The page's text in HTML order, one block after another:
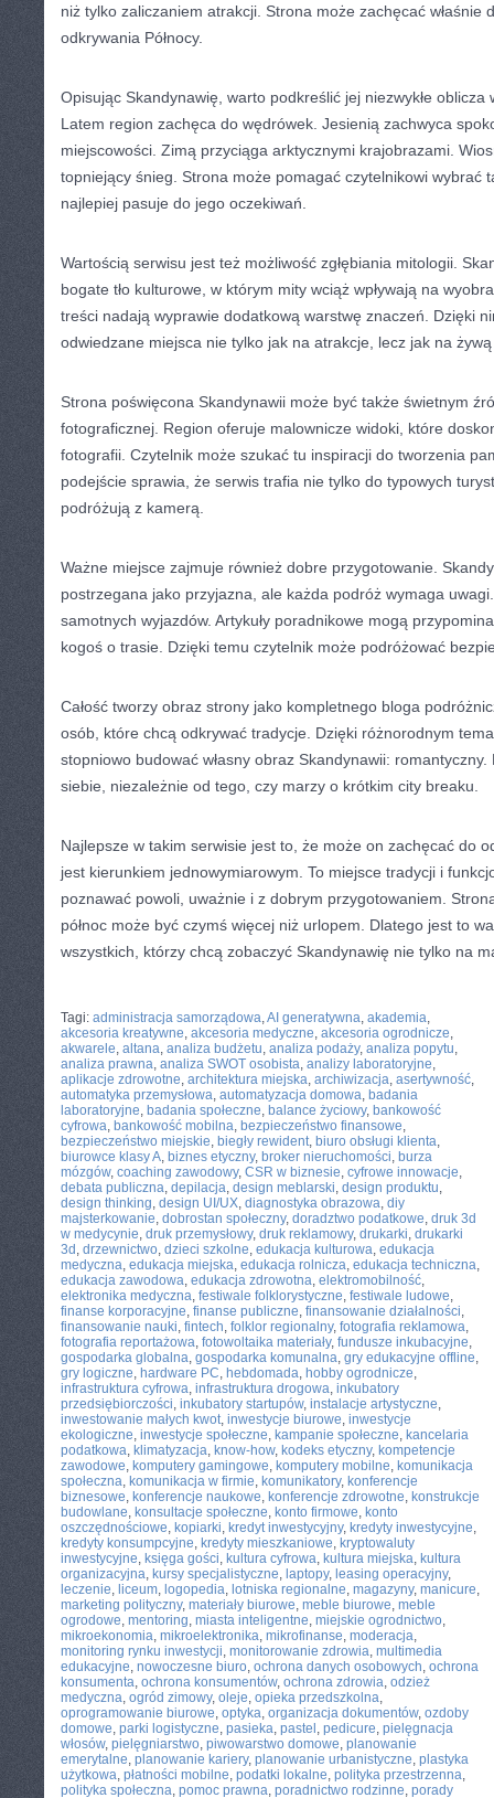
niż tylko zaliczaniem atrakcji. Strona może zachęcać właśnie
odkrywania Północy.
Opisując Skandynawię, warto podkreślić jej niezwykłe oblicza
Latem region zachęca do wędrówek. Jesienią zachwyca
miejscowości. Zimą przyciąga arktycznymi krajobrazami.
topniejący śnieg. Strona może pomagać czytelnikowi wybrać
najlepiej pasuje do jego oczekiwań.
Wartością serwisu jest też możliwość zgłębiania mitologii.
bogate tło kulturowe, w którym mity wciąż wpływają na
treści nadają wyprawie dodatkową warstwę znaczeń. Dzięki
odwiedzane miejsca nie tylko jak na atrakcje, lecz jak na
Strona poświęcona Skandynawii może być także świetnym
fotograficznej. Region oferuje malownicze widoki, które
fotografii. Czytelnik może szukać tu inspiracji do tworzenia
podejście sprawia, że serwis trafia nie tylko do typowych
podróżują z kamerą.
Ważne miejsce zajmuje również dobre przygotowanie.
postrzegana jako przyjazna, ale każda podróż wymaga
samotnych wyjazdów. Artykuły poradnikowe mogą
kogoś o trasie. Dzięki temu czytelnik może podróżować
Całość tworzy obraz strony jako kompletnego bloga
osób, które chcą odkrywać tradycje. Dzięki różnorodnym
stopniowo budować własny obraz Skandynawii:
siebie, niezależnie od tego, czy marzy o krótkim city breaku.
Najlepsze w takim serwisie jest to, że może on zachęcać do
jest kierunkiem jednowymiarowym. To miejsce tradycji i
poznawać powoli, uważnie i z dobrym przygotowaniem.
północ może być czymś więcej niż urlopem. Dlatego jest to
wszystkich, którzy chcą zobaczyć Skandynawię nie tylko na
Tagi: administracja samorządowa,AI generatywna, akademia,
akcesoria kreatywne, akcesoria medyczne, akcesoria ogrodnicze,
akwarele, altana, analiza budżetu, analiza podaży, analiza popytu,
analiza prawna, analiza SWOT osobista, analizy laboratoryjne,
aplikacje zdrowotne, architektura miejska, archiwizacja, asertywność,
automatyka przemysłowa, automatyzacja domowa, badania
laboratoryjne, badania społeczne, balance życiowy, bankowość
cyfrowa, bankowość mobilna, bezpieczeństwo finansowe,
bezpieczeństwo miejskie, biegły rewident, biuro obsługi klienta,
biurowce klasy A, biznes etyczny, broker nieruchomości, burza
mózgów, coaching zawodowy, CSR w biznesie, cyfrowe innowacje,
debata publiczna, depilacja, design meblarski, design produktu,
design thinking, design UI/UX, diagnostyka obrazowa, diy
majsterkowanie, dobrostan społeczny, doradztwo podatkowe, druk 3d
w medycynie, druk przemysłowy, druk reklamowy, drukarki, drukarki
3d , drzewnictwo, dzieci szkolne, edukacja kulturowa, edukacja
medyczna, edukacja miejska, edukacja rolnicza, edukacja techniczna,
edukacja zawodowa, edukacja zdrowotna, elektromobilność,
elektronika medyczna, festiwale folklorystyczne, festiwale ludowe,
finanse korporacyjne, finanse publiczne, finansowanie działalności,
finansowanie nauki, fintech, folklor regionalny, fotografia reklamowa,
fotografia reportażowa, fotowoltaika materiały, fundusze inkubacyjne,
gospodarka globalna, gospodarka komunalna, gry edukacyjne offline,
gry logiczne, hardware PC, hebdomada, hobby ogrodnicze,
infrastruktura cyfrowa, infrastruktura drogowa, inkubatory
przedsiębiorczości, inkubatory startupów, instalacje artystyczne,
inwestowanie małych kwot, inwestycje biurowe, inwestycje
ekologiczne, inwestycje społeczne, kampanie społeczne, kancelaria
podatkowa, klimatyzacja, know-how, kodeks etyczny, kompetencje
zawodowe, komputery gamingowe, komputery mobilne, komunikacja
społeczna, komunikacja w firmie, komunikatory, konferencje
biznesowe, konferencje naukowe, konferencje zdrowotne, konstrukcje
budowlane, konsultacje społeczne, konto firmowe, konto
oszczędnościowe, kopiarki, kredyt inwestycyjny, kredyty inwestycyjne,
kredyty konsumpcyjne, kredyty mieszkaniowe, kryptowaluty
inwestycyjne, księga gości, kultura cyfrowa, kultura miejska, kultura
organizacyjna, kursy specjalistyczne, laptopy, leasing operacyjny,
leczenie, liceum, logopedia, lotniska regionalne, magazyny, manicure,
marketing polityczny, materiały biurowe, meble biurowe, meble
ogrodowe, mentoring, miasta inteligentne, miejskie ogrodnictwo,
mikroekonomia, mikroelektronika, mikrofinanse, moderacja,
monitoring rynku inwestycji, monitorowanie zdrowia, multimedia
edukacyjne, nowoczesne biuro, ochrona danych osobowych, ochrona
konsumenta, ochrona konsumentów, ochrona zdrowia, odzież
medyczna, ogród zimowy, oleje, opieka przedszkolna,
oprogramowanie biurowe, optyka, organizacja dokumentów, ozdoby
domowe, parki logistyczne, pasieka, pastel , pedicure, pielęgnacja
włosów, pielęgniarstwo, piwowarstwo domowe, planowanie
emerytalne, planowanie kariery, planowanie urbanistyczne, plastyka
użytkowa, płatności mobilne, podatki lokalne, polityka przestrzenna,
polityka społeczna, pomoc prawna, poradnictwo rodzinne, porady